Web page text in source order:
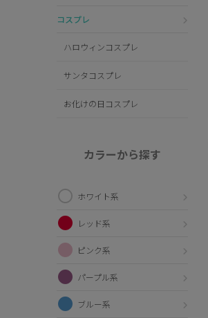
コスプレ
ハロウィンコスプレ
サンタコスプレ
お化けの日コスプレ
カラーから探す
ホワイト系
レッド系
ピンク系
パープル系
ブルー系